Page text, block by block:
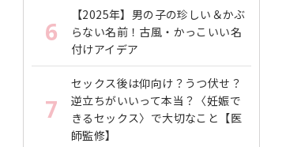
6
【2025年】男の子の珍しい＆かぶ
らない名前！古風・かっこいい名
付けアイデア
7
セックス後は仰向け？うつ伏せ？
逆立ちがいいって本当？〈妊娠で
きるセックス〉で大切なこと【医
師監修】